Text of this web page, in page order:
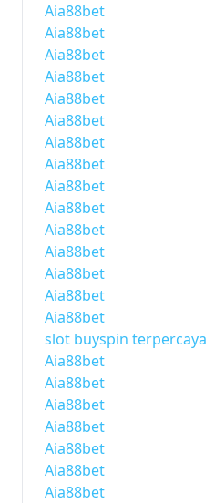
Aia88bet
Aia88bet
Aia88bet
Aia88bet
Aia88bet
Aia88bet
Aia88bet
Aia88bet
Aia88bet
Aia88bet
Aia88bet
Aia88bet
Aia88bet
Aia88bet
Aia88bet
slot buyspin terpercaya
Aia88bet
Aia88bet
Aia88bet
Aia88bet
Aia88bet
Aia88bet
Aia88bet